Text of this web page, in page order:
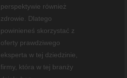
perspektywie również
zdrowie. Dlatego
powinieneś skorzystać z
oferty prawdziwego
eksperta w tej dziedzinie,
firmy, która w tej branży